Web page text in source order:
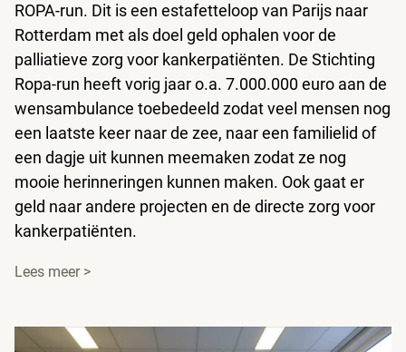
ROPA-run. Dit is een estafetteloop van Parijs naar
Rotterdam met als doel geld ophalen voor de
palliatieve zorg voor kankerpatiënten. De Stichting
Ropa-run heeft vorig jaar o.a. 7.000.000 euro aan de
wensambulance toebedeeld zodat veel mensen nog
een laatste keer naar de zee, naar een familielid of
een dagje uit kunnen meemaken zodat ze nog
mooie herinneringen kunnen maken. Ook gaat er
geld naar andere projecten en de directe zorg voor
kankerpatiënten.
Lees meer >